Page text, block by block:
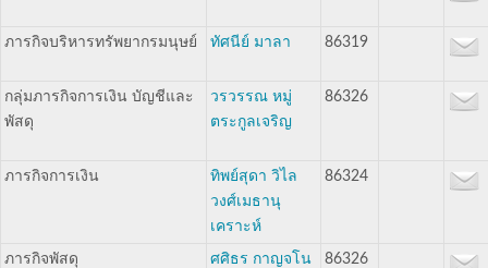
ภารกิจบริหารทรัพยากรมนุษย์ ทัศนีย์ มาลา 86319
กลุ่มภารกิจการเงิน บัญชีและ
พัสดุ
วรวรรณ หมู่
ตระกูลเจริญ
86326
ภารกิจการเงิน
ทิพย์สุดา วิไล
วงศ์เมธานุ
เคราะห์
86324
ภารกิจพัสดุ ศศิธร กาญจโน 86326